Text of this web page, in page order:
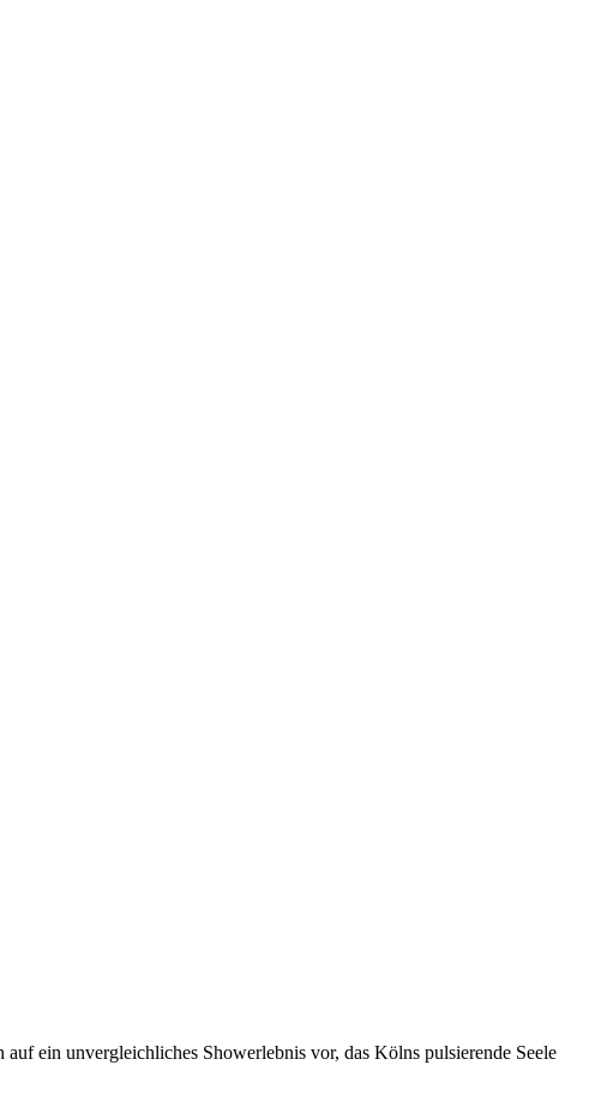
ein unvergleichliches Showerlebnis vor, das Kölns pulsierende Seele